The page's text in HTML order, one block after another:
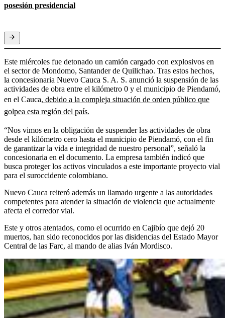
posesión presidencial
Este miércoles fue detonado un camión cargado con explosivos en
el sector de Mondomo, Santander de Quilichao. Tras estos hechos,
la concesionaria Nuevo Cauca S. A. S. anunció la suspensión de las
actividades de obra entre el kilómetro 0 y el municipio de Piendamó,
en el Cauca, debido a la compleja situación de orden público que
golpea esta región del país.
“Nos vimos en la obligación de suspender las actividades de obra
desde el kilómetro cero hasta el municipio de Piendamó, con el fin
de garantizar la vida e integridad de nuestro personal”, señaló la
concesionaria en el documento. La empresa también indicó que
busca proteger los activos vinculados a este importante proyecto vial
para el suroccidente colombiano.
Nuevo Cauca reiteró además un llamado urgente a las autoridades
competentes para atender la situación de violencia que actualmente
afecta el corredor vial.
Este y otros atentados, como el ocurrido en Cajibío que dejó 20
muertos, han sido reconocidos por las disidencias del Estado Mayor
Central de las Farc, al mando de alias Iván Mordisco.